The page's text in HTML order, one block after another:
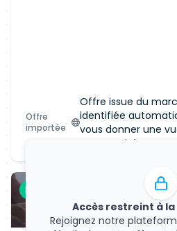
Offre
importée
Offre issue du
identifiée
vous donner une
opportunités.
Accès restreint à
Rejoignez notre
Freelance